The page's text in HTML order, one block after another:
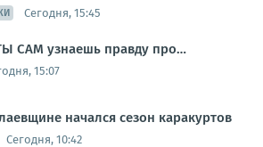
Сегодня, 15:45
САМ узнаешь правду про…
15:07
начался сезон каракуртов
Сегодня, 10:42